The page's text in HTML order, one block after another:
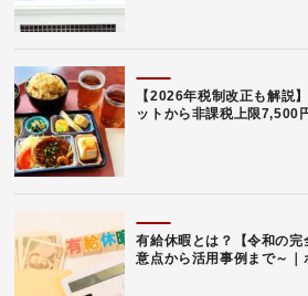
【2026年税制改正も解説
ットから非課税上限7,500
有給休暇とは？【令和の
意点から活用事例まで～｜